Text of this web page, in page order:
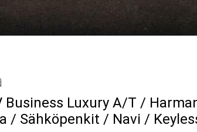
Business Luxury A/T /
/ Sähköpenkit / Navi /